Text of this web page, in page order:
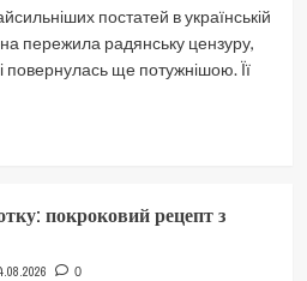
постатей в українській
пережила радянську цензуру,
повернулась ще потужнішою. Її
покроковий рецепт з
0